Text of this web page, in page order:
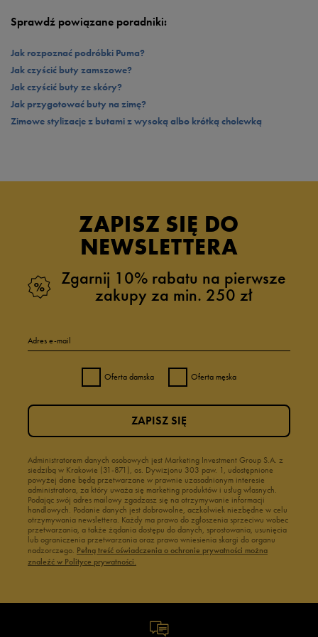
który świetnie trzyma się nawierzchni. Taki miks cech może świadczyć tylko o
ma się co dziwić – Puma jako marka od dawna słynie z najwyższej jakości
wykonania. Postaw na nią, a z pewnością się nie zawiedziesz!
Sprawdź powiązane poradniki:
Jak rozpoznać podróbki Puma?
Jak czyścić buty zamszowe?
Jak czyścić buty ze skóry?
Jak przygotować buty na zimę?
Zimowe stylizacje z butami z wysoką albo krótką cholewką
ZAPISZ SIĘ DO
NEWSLETTERA
Zgarnij 10% rabatu na pierwsze
zakupy za min. 250 zł
Adres e-mail
Oferta damska Oferta męska
Administratorem danych osobowych jest Marketing Investment Group S.A. z
siedzibą w Krakowie (31-871), os. Dywizjonu 303 paw. 1, udostępnione
powyżej dane będą przetwarzane w prawnie uzasadnionym interesie
administratora, za który uważa się marketing produktów i usług własnych.
Podając swój adres mailowy zgadzasz się na otrzymywanie informacji
handlowych. Podanie danych jest dobrowolne, aczkolwiek niezbędne w celu
otrzymywania newslettera. Każdy ma prawo do zgłoszenia sprzeciwu wobec
przetwarzania, a także żądania dostępu do danych, sprostowania, usunięcia
lub ograniczenia przetwarzania oraz prawo wniesienia skargi do organu
nadzorczego. Pełną treść oświadczenia o ochronie prywatności można
znaleźć w Polityce prywatności.
ZAPISZ SIĘ